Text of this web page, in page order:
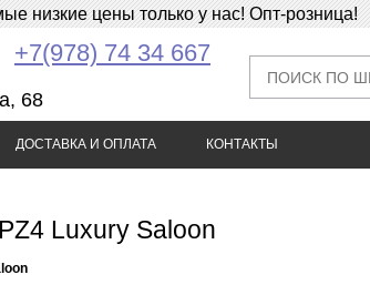
низкие цены только у нас! Опт-розница!
+7(978) 74 34 667
68
ДОСТАВКА И ОПЛАТА КОНТАКТЫ
Luxury Saloon